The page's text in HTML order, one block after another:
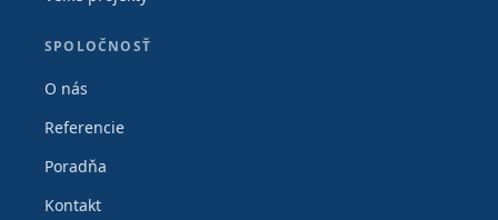
SPOLOČNOSŤ
O nás
Referencie
Poradňa
Kontakt